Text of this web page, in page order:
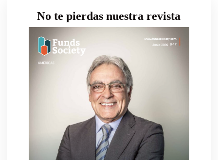
No te pierdas nuestra revista